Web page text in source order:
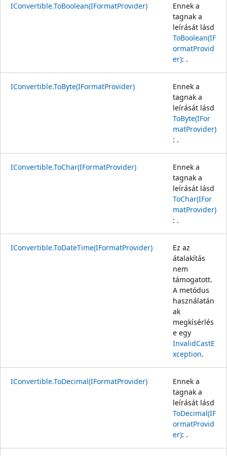
IConvertible.ToBoolean(IFormatProvider)
Ennek a
tagnak a
leírását lásd
ToBoolean(IF
ormatProvid
er): .
IConvertible.ToByte(IFormatProvider)
Ennek a
tagnak a
leírását lásd
ToByte(IFor
matProvider)
: .
IConvertible.ToChar(IFormatProvider)
Ennek a
tagnak a
leírását lásd
ToChar(IFor
matProvider)
: .
IConvertible.ToDateTime(IFormatProvider)
Ez az
átalakítás
nem
támogatott.
A metódus
használatán
ak
megkísérlés
e egy
InvalidCastE
xception.
IConvertible.ToDecimal(IFormatProvider)
Ennek a
tagnak a
leírását lásd
ToDecimal(IF
ormatProvid
er): .